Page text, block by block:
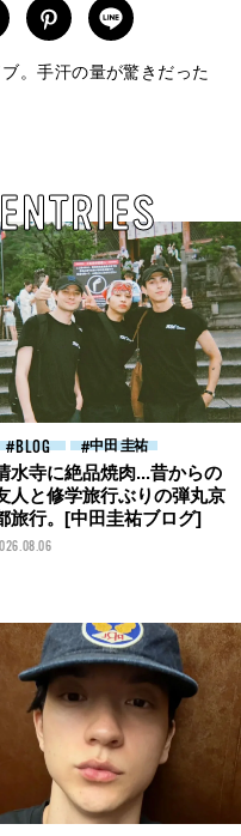
。手汗の量が驚きだった
BLOG 中田 圭祐
水寺に絶品焼肉...昔からの
人と修学旅行ぶりの弾丸京
旅行。[中田圭祐ブログ]